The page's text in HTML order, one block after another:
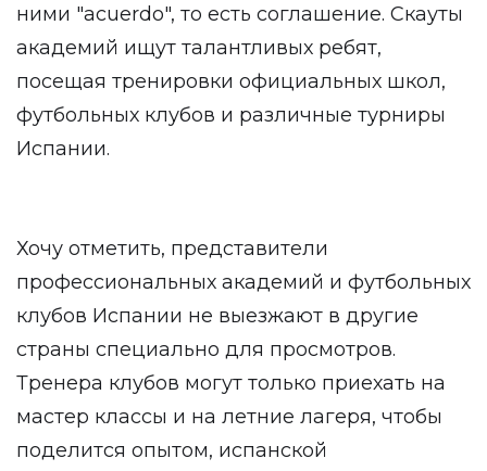
ними "acuerdo", то есть соглашение. Скауты
академий ищут талантливых ребят,
посещая тренировки официальных школ,
футбольных клубов и различные турниры
Испании.
Хочу отметить, представители
профессиональных академий и футбольных
клубов Испании не выезжают в другие
страны специально для просмотров.
Тренера клубов могут только приехать на
мастер классы и на летние лагеря, чтобы
поделится опытом, испанской